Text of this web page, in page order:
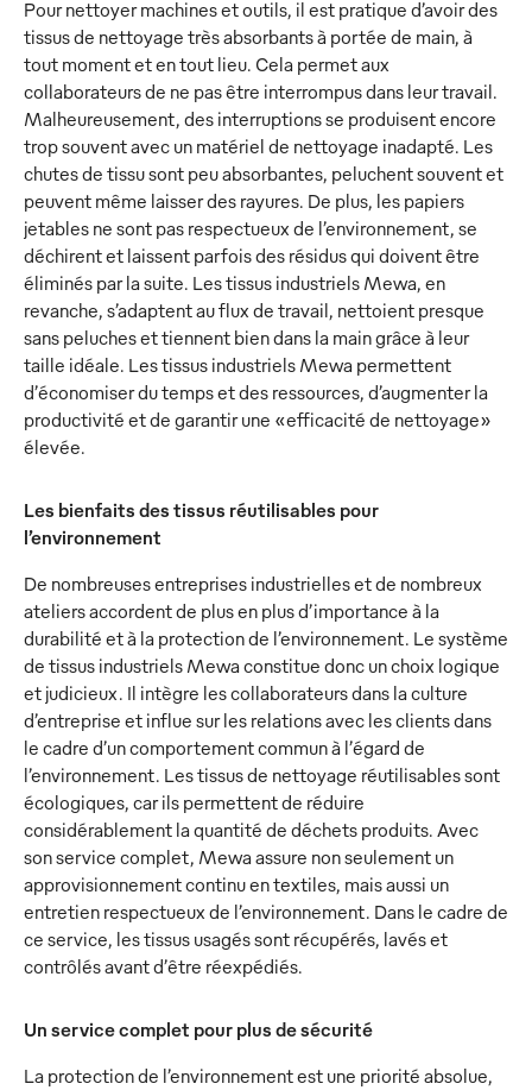
Pour nettoyer machines et outils, il est pratique d’avoir des
tissus de nettoyage très absorbants à portée de main, à
tout moment et en tout lieu. Cela permet aux
collaborateurs de ne pas être interrompus dans leur travail.
Malheureusement, des interruptions se produisent encore
trop souvent avec un matériel de nettoyage inadapté. Les
chutes de tissu sont peu absorbantes, peluchent souvent et
peuvent même laisser des rayures. De plus, les papiers
jetables ne sont pas respectueux de l’environnement, se
déchirent et laissent parfois des résidus qui doivent être
éliminés par la suite. Les tissus industriels Mewa, en
revanche, s’adaptent au flux de travail, nettoient presque
sans peluches et tiennent bien dans la main grâce à leur
taille idéale. Les tissus industriels Mewa permettent
d’économiser du temps et des ressources, d’augmenter la
productivité et de garantir une «efficacité de nettoyage»
élevée.
Les bienfaits des tissus réutilisables pour
l’environnement
De nombreuses entreprises industrielles et de nombreux
ateliers accordent de plus en plus d’importance à la
durabilité et à la protection de l’environnement. Le système
de tissus industriels Mewa constitue donc un choix logique
et judicieux. Il intègre les collaborateurs dans la culture
d’entreprise et influe sur les relations avec les clients dans
le cadre d’un comportement commun à l’égard de
l’environnement. Les tissus de nettoyage réutilisables sont
écologiques, car ils permettent de réduire
considérablement la quantité de déchets produits. Avec
son service complet, Mewa assure non seulement un
approvisionnement continu en textiles, mais aussi un
entretien respectueux de l’environnement. Dans le cadre de
ce service, les tissus usagés sont récupérés, lavés et
contrôlés avant d’être réexpédiés.
Un service complet pour plus de sécurité
La protection de l’environnement est une priorité absolue,